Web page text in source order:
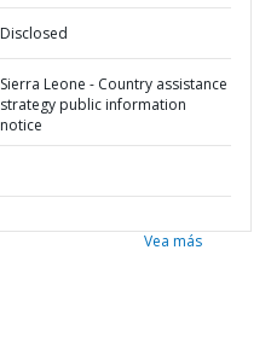
Disclosed
Sierra Leone - Country assistance
strategy public information
notice
Vea más